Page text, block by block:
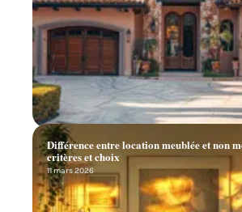
Différence entre location meublée et non
critères et choix
11 mars 2026